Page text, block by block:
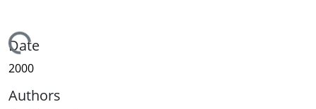
Loading...
Date
2000
Authors